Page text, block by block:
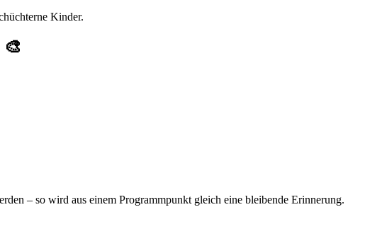
Kinder.
– so wird aus einem Programmpunkt gleich eine bleibende Erinnerung.